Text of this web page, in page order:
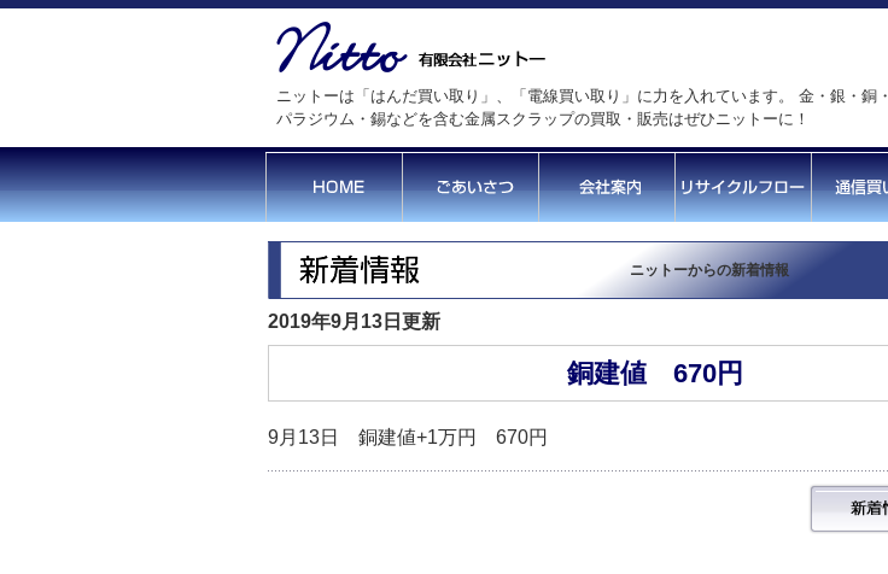
ニットーは「はんだ買い取り」、「電線買い取り」に力を入れています。 金・銀・銅・
パラジウム・錫などを含む金属スクラップの買取・販売はぜひニットーに！
ニットーからの新着情報
2019年9月13日更新
銅建値 670円
9月13日 銅建値+1万円 670円